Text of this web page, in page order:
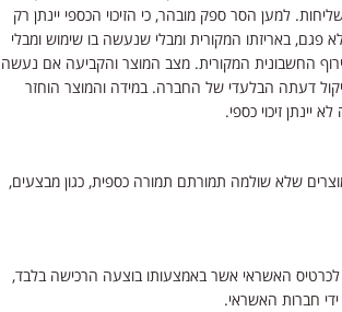
למען הסר ספק מובהר, כי הזיכוי הכספי יינתן רק
פגם, באריזתו המקורית ומבלי שנעשה בו שימוש ומבלי
החשבונית המקורית. מצב המוצר והקביעה אם נעשה
דעתה הבלעדי של החברה. במידה והמוצר הוחזר
יינתן זיכוי כספי.
מוצרים שלא שולמה תמורתם תמורה כספית, כגון מבצעים,
לכרטיס האשראי אשר באמצעותו בוצעה הרכישה בלבד,
חברות האשראי.